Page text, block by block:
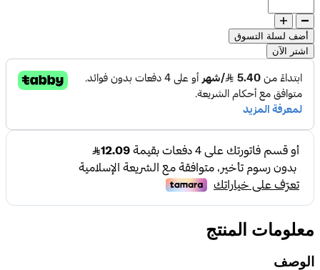
أضف لسلة التسوق
اشتر الآن
معلومات المنتج
الوصف